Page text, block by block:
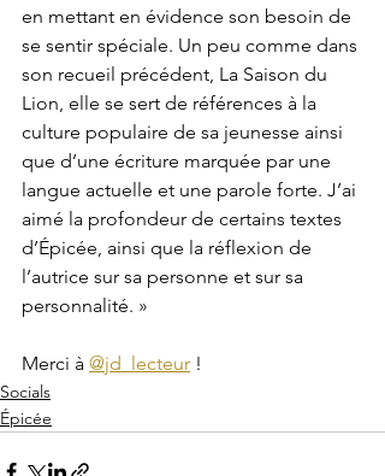
en mettant en évidence son besoin de
se sentir spéciale. Un peu comme dans
son recueil précédent, La Saison du
Lion, elle se sert de références à la
culture populaire de sa jeunesse ainsi
que d’une écriture marquée par une
langue actuelle et une parole forte. J’ai
aimé la profondeur de certains textes
d’Épicée, ainsi que la réflexion de
l’autrice sur sa personne et sur sa
personnalité. »
Merci à @jd_lecteur !
Socials
Épicée